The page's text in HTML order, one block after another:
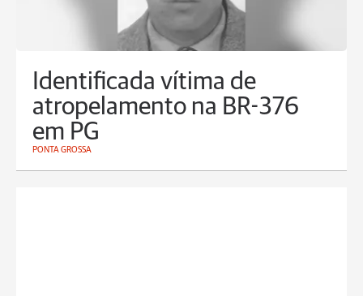
Identificada vítima de
atropelamento na BR-376
em PG
PONTA GROSSA